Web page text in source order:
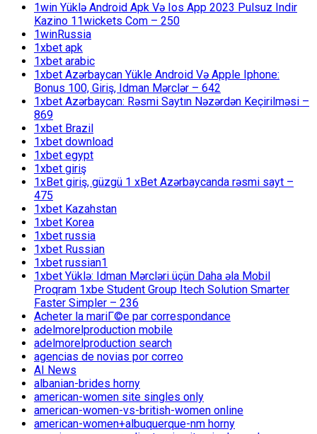
1win Yüklə Android Apk Və Ios App 2023 Pulsuz Indir
Kazino 11wickets Com – 250
1winRussia
1xbet apk
1xbet arabic
1xbet Azərbaycan Yükle Android Və Apple Iphone:
Bonus 100, Giriş, Idman Mərclər – 642
1xbet Azərbaycan: Rəsmi Saytın Nəzərdən Keçirilməsi –
869
1xbet Brazil
1xbet download
1xbet egypt
1xbet giriş
1xBet giriş, güzgü 1 xBet Azərbaycanda rəsmi sayt –
475
1xbet Kazahstan
1xbet Korea
1xbet russia
1xbet Russian
1xbet russian1
1xbet Yüklə: Idman Mərcləri üçün Daha əla Mobil
Proqram 1xbe Student Group Itech Solution Smarter
Faster Simpler – 236
Acheter la mariГ©e par correspondance
adelmorelproduction mobile
adelmorelproduction search
agencias de novias por correo
AI News
albanian-brides horny
american-women site singles only
american-women-vs-british-women online
american-women+albuquerque-nm horny